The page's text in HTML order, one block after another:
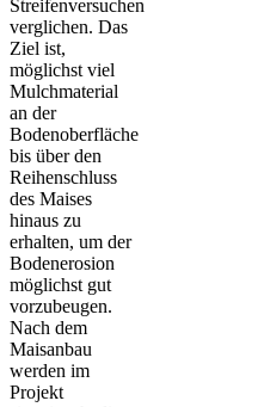
Streifenversuchen
verglichen. Das
Ziel ist,
möglichst viel
Mulchmaterial
an der
Bodenoberfläche
bis über den
Reihenschluss
des Maises
hinaus zu
erhalten, um der
Bodenerosion
möglichst gut
vorzubeugen.
Nach dem
Maisanbau
werden im
Projekt